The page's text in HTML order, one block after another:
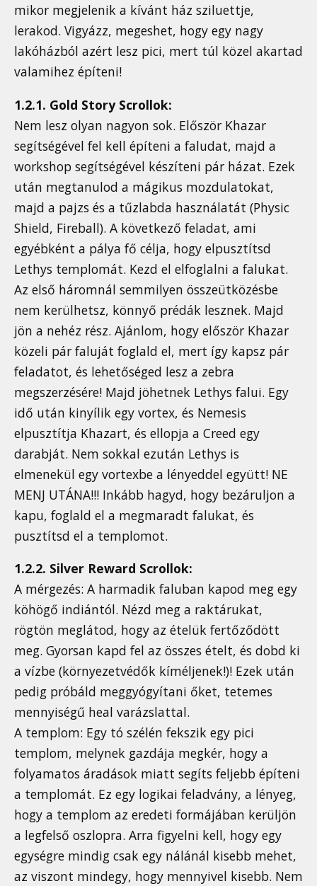
mikor megjelenik a kívánt ház sziluettje,
lerakod. Vigyázz, megeshet, hogy egy nagy
lakóházból azért lesz pici, mert túl közel akartad
valamihez építeni!
1.2.1. Gold Story Scrollok:
Nem lesz olyan nagyon sok. Először Khazar
segítségével fel kell építeni a faludat, majd a
workshop segítségével készíteni pár házat. Ezek
után megtanulod a mágikus mozdulatokat,
majd a pajzs és a tűzlabda használatát (Physic
Shield, Fireball). A következő feladat, ami
egyébként a pálya fő célja, hogy elpusztítsd
Lethys templomát. Kezd el elfoglalni a falukat.
Az első háromnál semmilyen összeütközésbe
nem kerülhetsz, könnyő prédák lesznek. Majd
jön a nehéz rész. Ajánlom, hogy először Khazar
közeli pár faluját foglald el, mert így kapsz pár
feladatot, és lehetőséged lesz a zebra
megszerzésére! Majd jöhetnek Lethys falui. Egy
idő után kinyílik egy vortex, és Nemesis
elpusztítja Khazart, és ellopja a Creed egy
darabját. Nem sokkal ezután Lethys is
elmenekül egy vortexbe a lényeddel együtt! NE
MENJ UTÁNA!!! Inkább hagyd, hogy bezáruljon a
kapu, foglald el a megmaradt falukat, és
pusztítsd el a templomot.
1.2.2. Silver Reward Scrollok:
A mérgezés: A harmadik faluban kapod meg egy
köhögő indiántól. Nézd meg a raktárukat,
rögtön meglátod, hogy az ételük fertőződött
meg. Gyorsan kapd fel az összes ételt, és dobd ki
a vízbe (környezetvédők kíméljenek!)! Ezek után
pedig próbáld meggyógyítani őket, tetemes
mennyiségű heal varázslattal.
A templom: Egy tó szélén fekszik egy pici
templom, melynek gazdája megkér, hogy a
folyamatos áradások miatt segíts feljebb építeni
a templomát. Ez egy logikai feladvány, a lényeg,
hogy a templom az eredeti formájában kerüljön
a legfelső oszlopra. Arra figyelni kell, hogy egy
egységre mindig csak egy nálánál kisebb mehet,
az viszont mindegy, hogy mennyivel kisebb. Nem